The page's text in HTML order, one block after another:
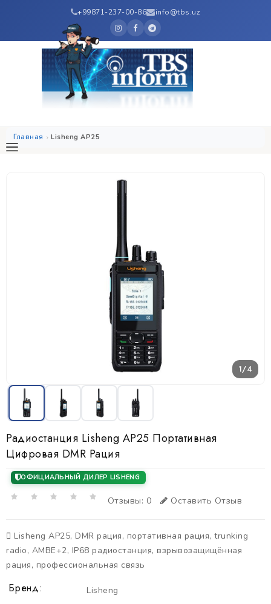
+99871-237-00-86 info@tbs.uz
Главная Lisheng AP25
1/4
Радиостанция Lisheng AP25 Портативная
Цифровая DMR Рация
ОФИЦИАЛЬНЫЙ ДИЛЕР LISHENG
Отзывы: 0 Оставить Отзыв
Lisheng AP25, DMR рация, портативная рация, trunking
radio, AMBE+2, IP68 радиостанция, взрывозащищённая
рация, профессиональная связь
Бренд: Lisheng